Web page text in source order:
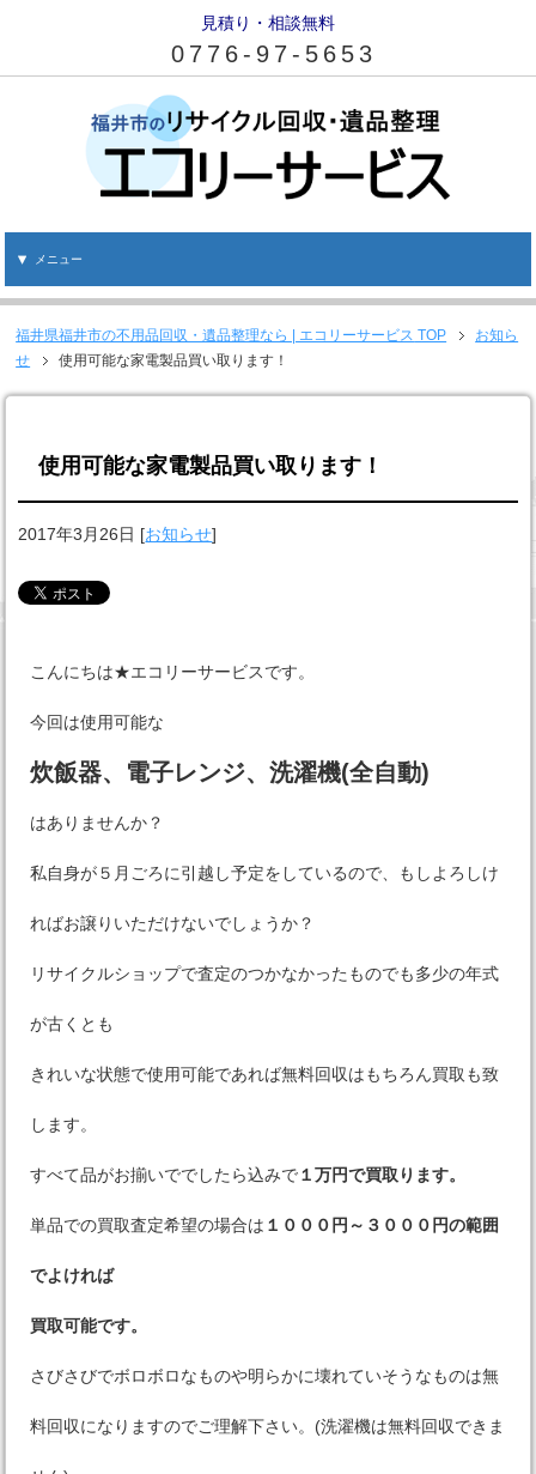
見積り・相談無料
0776-97-5653
メニュー
福井県福井市の不用品回収・遺品整理なら | エコリーサービス TOP
お知ら
せ
使用可能な家電製品買い取ります！
使用可能な家電製品買い取ります！
2017年3月26日 [お知らせ]
こんにちは★エコリーサービスです。
今回は使用可能な
炊飯器、電子レンジ、洗濯機(全自動)
はありませんか？
私自身が５月ごろに引越し予定をしているので、もしよろしけ
ればお譲りいただけないでしょうか？
リサイクルショップで査定のつかなかったものでも多少の年式
が古くとも
きれいな状態で使用可能であれば無料回収はもちろん買取も致
します。
すべて品がお揃いででしたら込みで１万円で買取ります。
単品での買取査定希望の場合は １０００円～３０００円の範囲
でよければ
買取可能です。
さびさびでボロボロなものや明らかに壊れていそうなものは無
料回収になりますのでご理解下さい。(洗濯機は無料回収できま